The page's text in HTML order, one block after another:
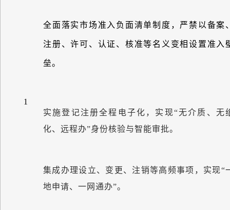
1
全面落实市场准入负面清单制度，严禁以备案
注册、许可、认证、核准等名义变相设置准入
垒。
实施登记注册全程电子化，实现“无介质、无
化、远程办”身份核验与智能审批。
集成办理设立、变更、注销等高频事项，实现“
地申请、一网通办”。